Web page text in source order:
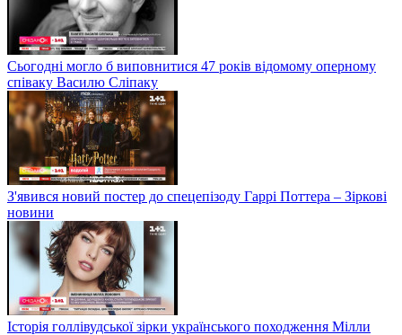
Сьогодні могло б виповнитися 47 років відомому оперному
співаку Василю Сліпаку
З'явився новий постер до спецепізоду Гаррі Поттера – Зіркові
новини
Історія голлівудської зірки українського походження Мілли